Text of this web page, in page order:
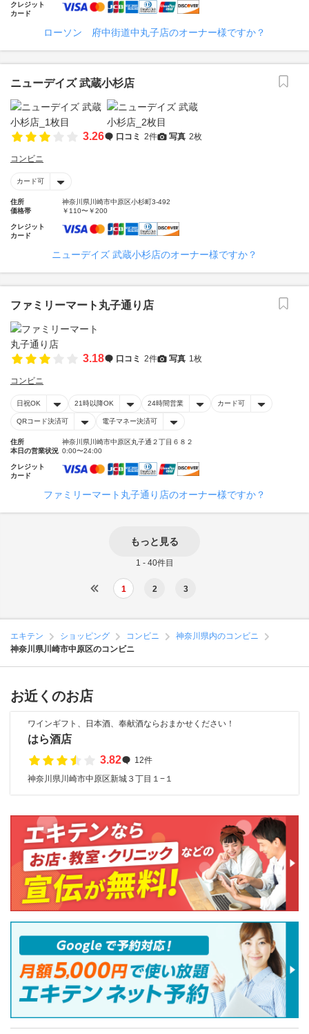
クレジット
カード
ローソン 府中街道中丸子店のオーナー様ですか？
ニューデイズ 武蔵小杉店
3.26 口コミ 2件 写真 2枚
コンビニ
カード可
住所
神奈川県川崎市中原区小杉町3-492
価格帯
￥110〜￥200
クレジット
カード
ニューデイズ 武蔵小杉店のオーナー様ですか？
ファミリーマート丸子通り店
3.18 口コミ 2件 写真 1枚
コンビニ
日祝OK 21時以降OK 24時間営業 カード可
QRコード決済可 電子マネー決済可
住所
神奈川県川崎市中原区丸子通２丁目６８２
本日の営業状況 0:00〜24:00
クレジット
カード
ファミリーマート丸子通り店のオーナー様ですか？
もっと見る
1 - 40件目
1 2 3
エキテン ショッピング コンビニ
神奈川県内のコンビニ
神奈川県川崎市中原区のコンビニ
お近くのお店
ワインギフト、日本酒、奉献酒ならおまかせください！
はら酒店
3.82
12件
神奈川県川崎市中原区新城３丁目１−１